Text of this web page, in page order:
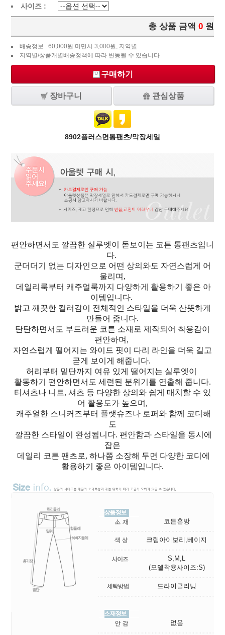
사이즈 :
총 상품 금액 0 원
배송정보 : 60,000원 미만시 3,000원, 지역별
지역별/상품개별배송정책에 따라 변동될 수 있습니다
구매하기
장바구니 관심상품
8902플러스면통팬츠/막장세일
편안하면서도 깔끔한 실루엣이 돋보이는 코튼 통팬츠입니
다.
군더더기 없는 디자인으로 어떤 상의와도 자연스럽게 어
울리며,
데일리룩부터 캐주얼룩까지 다양하게 활용하기 좋은 아
이템입니다.
밝고 깨끗한 컬러감이 전체적인 스타일을 더욱 산뜻하게
만들어 줍니다.
탄탄하면서도 부드러운 코튼 소재로 제작되어 착용감이
편안하며,
자연스럽게 떨어지는 와이드 핏이 다리 라인을 더욱 길고
곧게 보이게 해줍니다.
허리부터 밑단까지 여유 있게 떨어지는 실루엣이
활동하기 편안하면서도 세련된 분위기를 연출해 줍니다.
티셔츠나 니트, 셔츠 등 다양한 상의와 쉽게 매치할 수 있
어 활용도가 높으며,
캐주얼한 스니커즈부터 플랫슈즈나 로퍼와 함께 코디해
도
깔끔한 스타일이 완성됩니다. 편안함과 스타일을 동시에
잡은
데일리 코튼 팬츠로, 하나쯤 소장해 두면 다양한 코디에
활용하기 좋은 아이템입니다.
코튼혼방
크림아이보리,베이지
S,M,L
(모델착용사이즈:S)
드라이클리닝
없음